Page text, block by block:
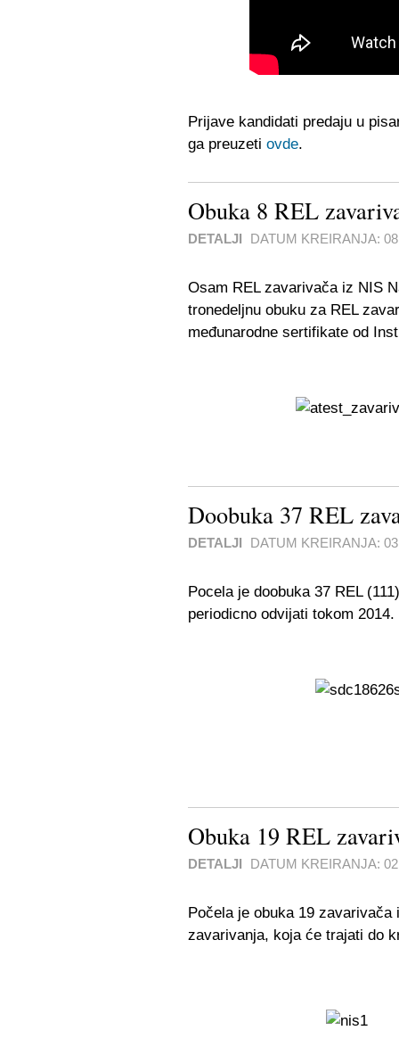
Prijave kandidati predaju u
ga preuzeti ovde.
Obuka 8 REL
DETALJI DATUM KREIRANJA:
Osam REL zavarivača iz NIS
tronedeljnu obuku za REL
međunarodne sertifikate od
Doobuka 37 REL
DETALJI DATUM KREIRANJA:
Pocela je doobuka 37 REL
periodicno odvijati tokom 2014.
Obuka 19 REL
DETALJI DATUM KREIRANJA:
Počela je obuka 19 zavarivača
zavarivanja, koja će trajati do